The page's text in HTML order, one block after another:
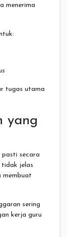
menerima
tugas utama
yang
pasti secara
jelas
membuat
sering
kerja guru